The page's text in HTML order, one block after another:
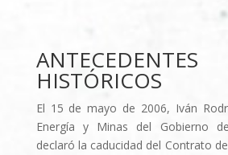
ANTECEDENTES
HISTÓRICOS
El 15 de mayo de 2006, Iván
Energía y Minas del Gobierno
declaró la caducidad del Contrato